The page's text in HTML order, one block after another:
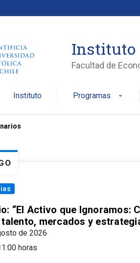
Instituto
Facultad de
Instituto Programas arrow_drop_down
“El Activo que Ignoramos:
mercados y
de 2026
horas